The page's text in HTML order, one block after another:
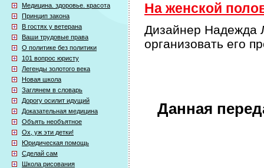
Медицина. здоровье. красота
Принцип закона
В гостях у ветерана
Ваши трудовые права
О политике без политики
101 вопрос юристу
Легенды золотого века
Новая школа
Заглянем в словарь
Дорогу осилит идущий
Доказательная медицина
Объять необъятное
Ох, уж эти детки!
Юридическая помощь
Сделай сам
Школа рисования
На женской
Дизайнер Надежда
организовать его
Данная